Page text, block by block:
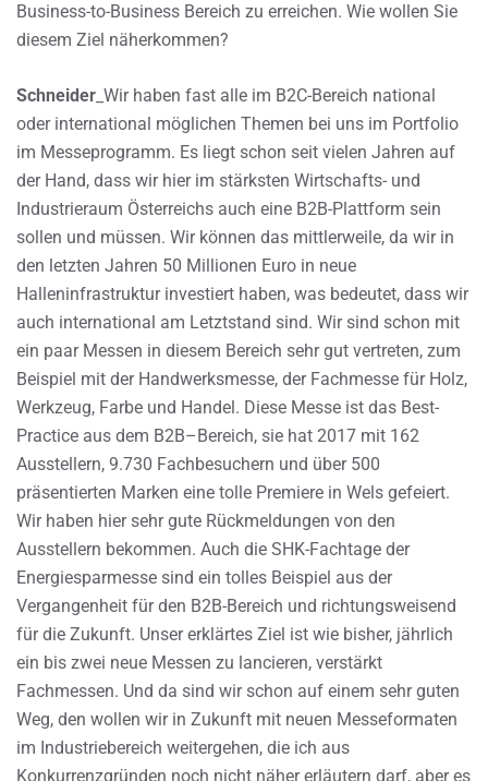
Business-to-Business Bereich zu erreichen. Wie wollen Sie
diesem Ziel näherkommen?
Schneider _Wir haben fast alle im B2C-Bereich national
oder international möglichen Themen bei uns im Portfolio
im Messeprogramm. Es liegt schon seit vielen Jahren auf
der Hand, dass wir hier im stärksten Wirtschafts- und
Industrieraum Österreichs auch eine B2B-Plattform sein
sollen und müssen. Wir können das mittlerweile, da wir in
den letzten Jahren 50 Millionen Euro in neue
Halleninfrastruktur investiert haben, was bedeutet, dass wir
auch international am Letztstand sind. Wir sind schon mit
ein paar Messen in diesem Bereich sehr gut vertreten, zum
Beispiel mit der Handwerksmesse, der Fachmesse für Holz,
Werkzeug, Farbe und Handel. Diese Messe ist das Best-
Practice aus dem B2B–Bereich, sie hat 2017 mit 162
Ausstellern, 9.730 Fachbesuchern und über 500
präsentierten Marken eine tolle Premiere in Wels gefeiert.
Wir haben hier sehr gute Rückmeldungen von den
Ausstellern bekommen. Auch die SHK-Fachtage der
Energiesparmesse sind ein tolles Beispiel aus der
Vergangenheit für den B2B-Bereich und richtungsweisend
für die Zukunft. Unser erklärtes Ziel ist wie bisher, jährlich
ein bis zwei neue Messen zu lancieren, verstärkt
Fachmessen. Und da sind wir schon auf einem sehr guten
Weg, den wollen wir in Zukunft mit neuen Messeformaten
im Industriebereich weitergehen, die ich aus
Konkurrenzgründen noch nicht näher erläutern darf, aber es